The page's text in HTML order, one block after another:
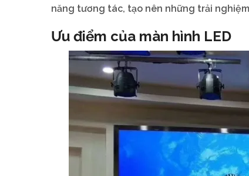
năng tương tác, tạo nên những trải
Ưu điểm của màn hình LED